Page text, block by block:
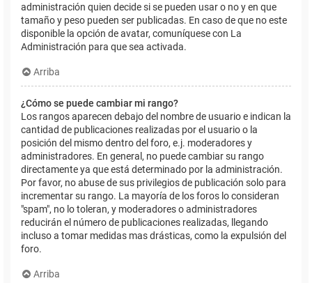
administración quien decide si se pueden usar o no y en que
tamaño y peso pueden ser publicadas. En caso de que no este
disponible la opción de avatar, comuníquese con La
Administración para que sea activada.
Arriba
¿Cómo se puede cambiar mi rango?
Los rangos aparecen debajo del nombre de usuario e indican la
cantidad de publicaciones realizadas por el usuario o la
posición del mismo dentro del foro, e.j. moderadores y
administradores. En general, no puede cambiar su rango
directamente ya que está determinado por la administración.
Por favor, no abuse de sus privilegios de publicación solo para
incrementar su rango. La mayoría de los foros lo consideran
"spam", no lo toleran, y moderadores o administradores
reducirán el número de publicaciones realizadas, llegando
incluso a tomar medidas mas drásticas, como la expulsión del
foro.
Arriba